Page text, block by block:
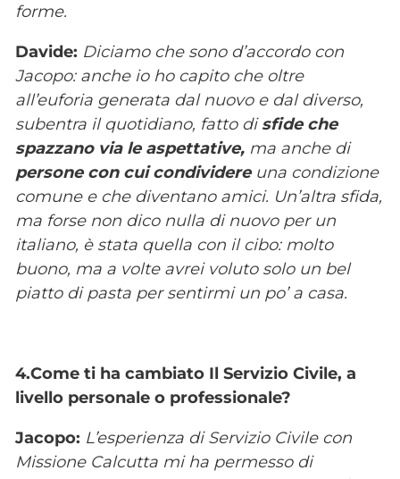
forme.
Davide: Diciamo che sono d’accordo con
Jacopo: anche io ho capito che oltre
all’euforia generata dal nuovo e dal diverso,
subentra il quotidiano, fatto disfide che
spazzano via le aspettative, ma anche di
persone con cui condividereuna condizione
comune e che diventano amici. Un’altra sfida,
ma forse non dico nulla di nuovo per un
italiano, è stata quella con il cibo: molto
buono, ma a volte avrei voluto solo un bel
piatto di pasta per sentirmi un po’ a casa.
4.Come ti ha cambiato Il Servizio Civile, a
livello personale o professionale?
Jacopo: L’esperienza di Servizio Civile con
Missione Calcutta mi ha permesso di